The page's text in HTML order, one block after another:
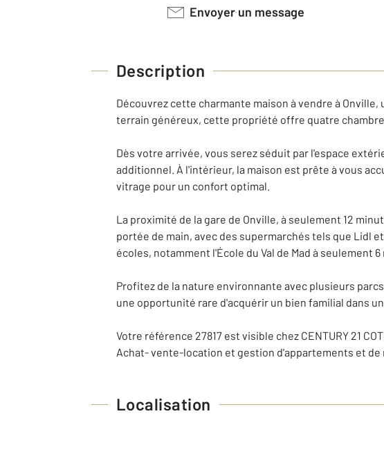
Envoyer un message
Description
Découvrez cette charmante maison à vendre à
terrain généreux, cette propriété offre quatre
Dès votre arrivée, vous serez séduit par l'espace
additionnel. À l'intérieur, la maison est prête à vous
vitrage pour un confort optimal.
La proximité de la gare de Onville, à seulement 12
portée de main, avec des supermarchés tels que Lidl
écoles, notamment l'École du Val de Mad à seulement
Profitez de la nature environnante avec plusieurs
une opportunité rare d'acquérir un bien familial dans
Votre référence 27817 est visible chez CENTURY 21
Achat- vente-location et gestion d'appartements et de
Localisation